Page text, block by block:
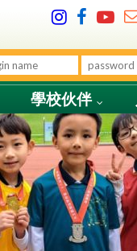
學校伙伴